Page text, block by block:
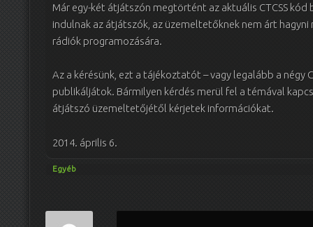
Már egy-két átjátszón megtörtént az aktuális CTCSS
indulnak az átjátszók, az üzemeltetőknek nem árt hagyni
rádiók programozására.
Az a kérésünk, ezt a tájékoztatót – vagy legalább a négy
publikáljátok. Bármilyen kérdés merül fel a témával
átjátszó üzemeltetőjétől kérjetek információkat.
2014. április 6.
Egyéb